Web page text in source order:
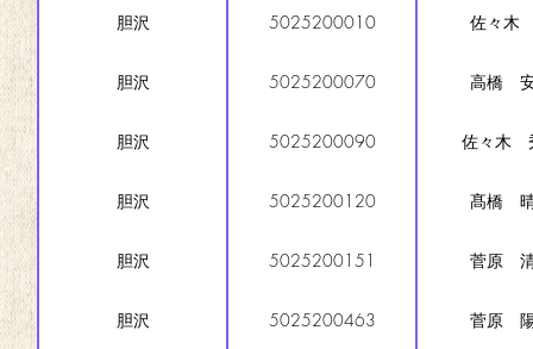
胆沢 5025200010 佐々木
胆沢 5025200070 高橋
胆沢 5025200090 佐々木
胆沢 5025200120 髙橋
胆沢 5025200151 菅原
胆沢 5025200463 菅原